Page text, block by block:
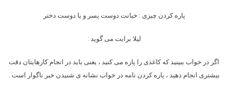
پاره کردن چیزی : خیانت دوست پسر و یا دوست دختر
لیلا برایت مى‏ گوید :
اگر در خواب ببینید که کاغذى را پاره مى ‏کنید ، یعنى باید در انجام کارهایتان دقت
بیشترى انجام دهید ، پاره کردن نامه در خواب نشانه‏ ى شنیدن خبر ناگوار است .